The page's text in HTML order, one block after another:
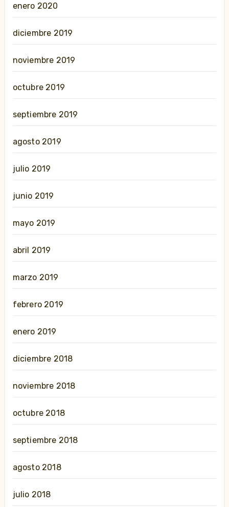
enero 2020
diciembre 2019
noviembre 2019
octubre 2019
septiembre 2019
agosto 2019
julio 2019
junio 2019
mayo 2019
abril 2019
marzo 2019
febrero 2019
enero 2019
diciembre 2018
noviembre 2018
octubre 2018
septiembre 2018
agosto 2018
julio 2018